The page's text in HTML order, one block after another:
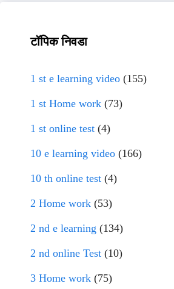
टॉपिक निवडा
1 st e learning video (155)
1 st Home work (73)
1 st online test (4)
10 e learning video (166)
10 th online test (4)
2 Home work (53)
2 nd e learning (134)
2 nd online Test (10)
3 Home work (75)